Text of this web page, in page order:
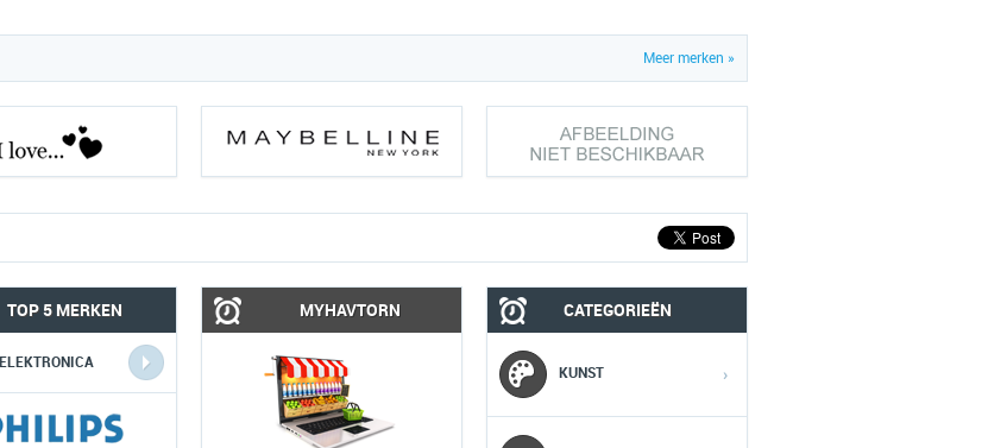
Meer merken »
TOP 5 MERKEN
ELEKTRONICA COMPUTERS MOBIEL
MYHAVTORN CATEGORIEËN
KUNST ›